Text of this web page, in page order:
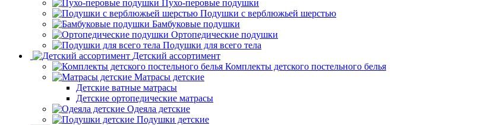
Пухо-перовые подушки
Подушки с верблюжьей шерстью
Бамбуковые подушки
Ортопедические подушки
Подушки для всего тела
Детский ассортимент
Комплекты детского постельного белья
Матрасы детские
Детские ватные матрасы
Детские ортопедические матрасы
Одеяла детские
Подушки детские